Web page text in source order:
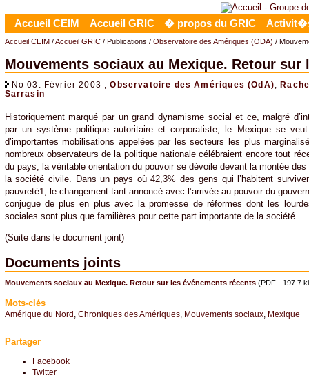
Accueil CEIM Accueil GRIC � propos du GRIC
Accueil CEIM/Accueil GRIC/ Publications / Observatoire des Amériques (ODA) /
Mouvements sociaux au Mexique. Retour sur
No 03. Février 2003 ,Observatoire des Amériques (OdA) ,
Sarrasin
Historiquement marqué par un grand dynamisme social et ce, malgré
par un système politique autoritaire et corporatiste, le Mexique se
d’importantes mobilisations appelées par les secteurs les plus
nombreux observateurs de la politique nationale célébraient encore tout
du pays, la véritable orientation du pouvoir se dévoile devant la montée
la société civile. Dans un pays où 42,3% des gens qui l’habitent
pauvreté1, le changement tant annoncé avec l’arrivée au pouvoir du
conjugue de plus en plus avec la promesse de réformes dont les
sociales sont plus que familières pour cette part importante de la société.
(Suite dans le document joint)
Documents joints
Mouvements sociaux au Mexique. Retour sur les événements récents (PDF - 197.7
Mots-clés
Amérique du Nord Chroniques des Amériques, Mouvements sociaux, Mexique
Partager
Facebook
Twitter